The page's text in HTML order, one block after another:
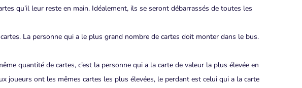
qu’il leur reste en main. Idéalement, ils se seront débarrassés de toutes les
La personne qui a le plus grand nombre de cartes doit monter dans le bus.
quantité de cartes, c’est la personne qui a la carte de valeur la plus élevée en
joueurs ont les mêmes cartes les plus élevées, le perdant est celui qui a la carte